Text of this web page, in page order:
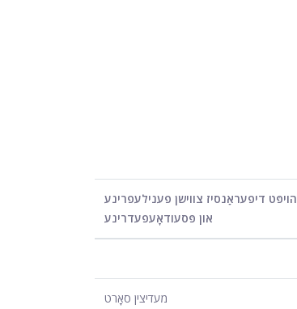
הויפּט דיפעראַנסיז צווישן פענילעפרינע
און פּסעודאָעפעדרינע
מעדיצין סאָרט